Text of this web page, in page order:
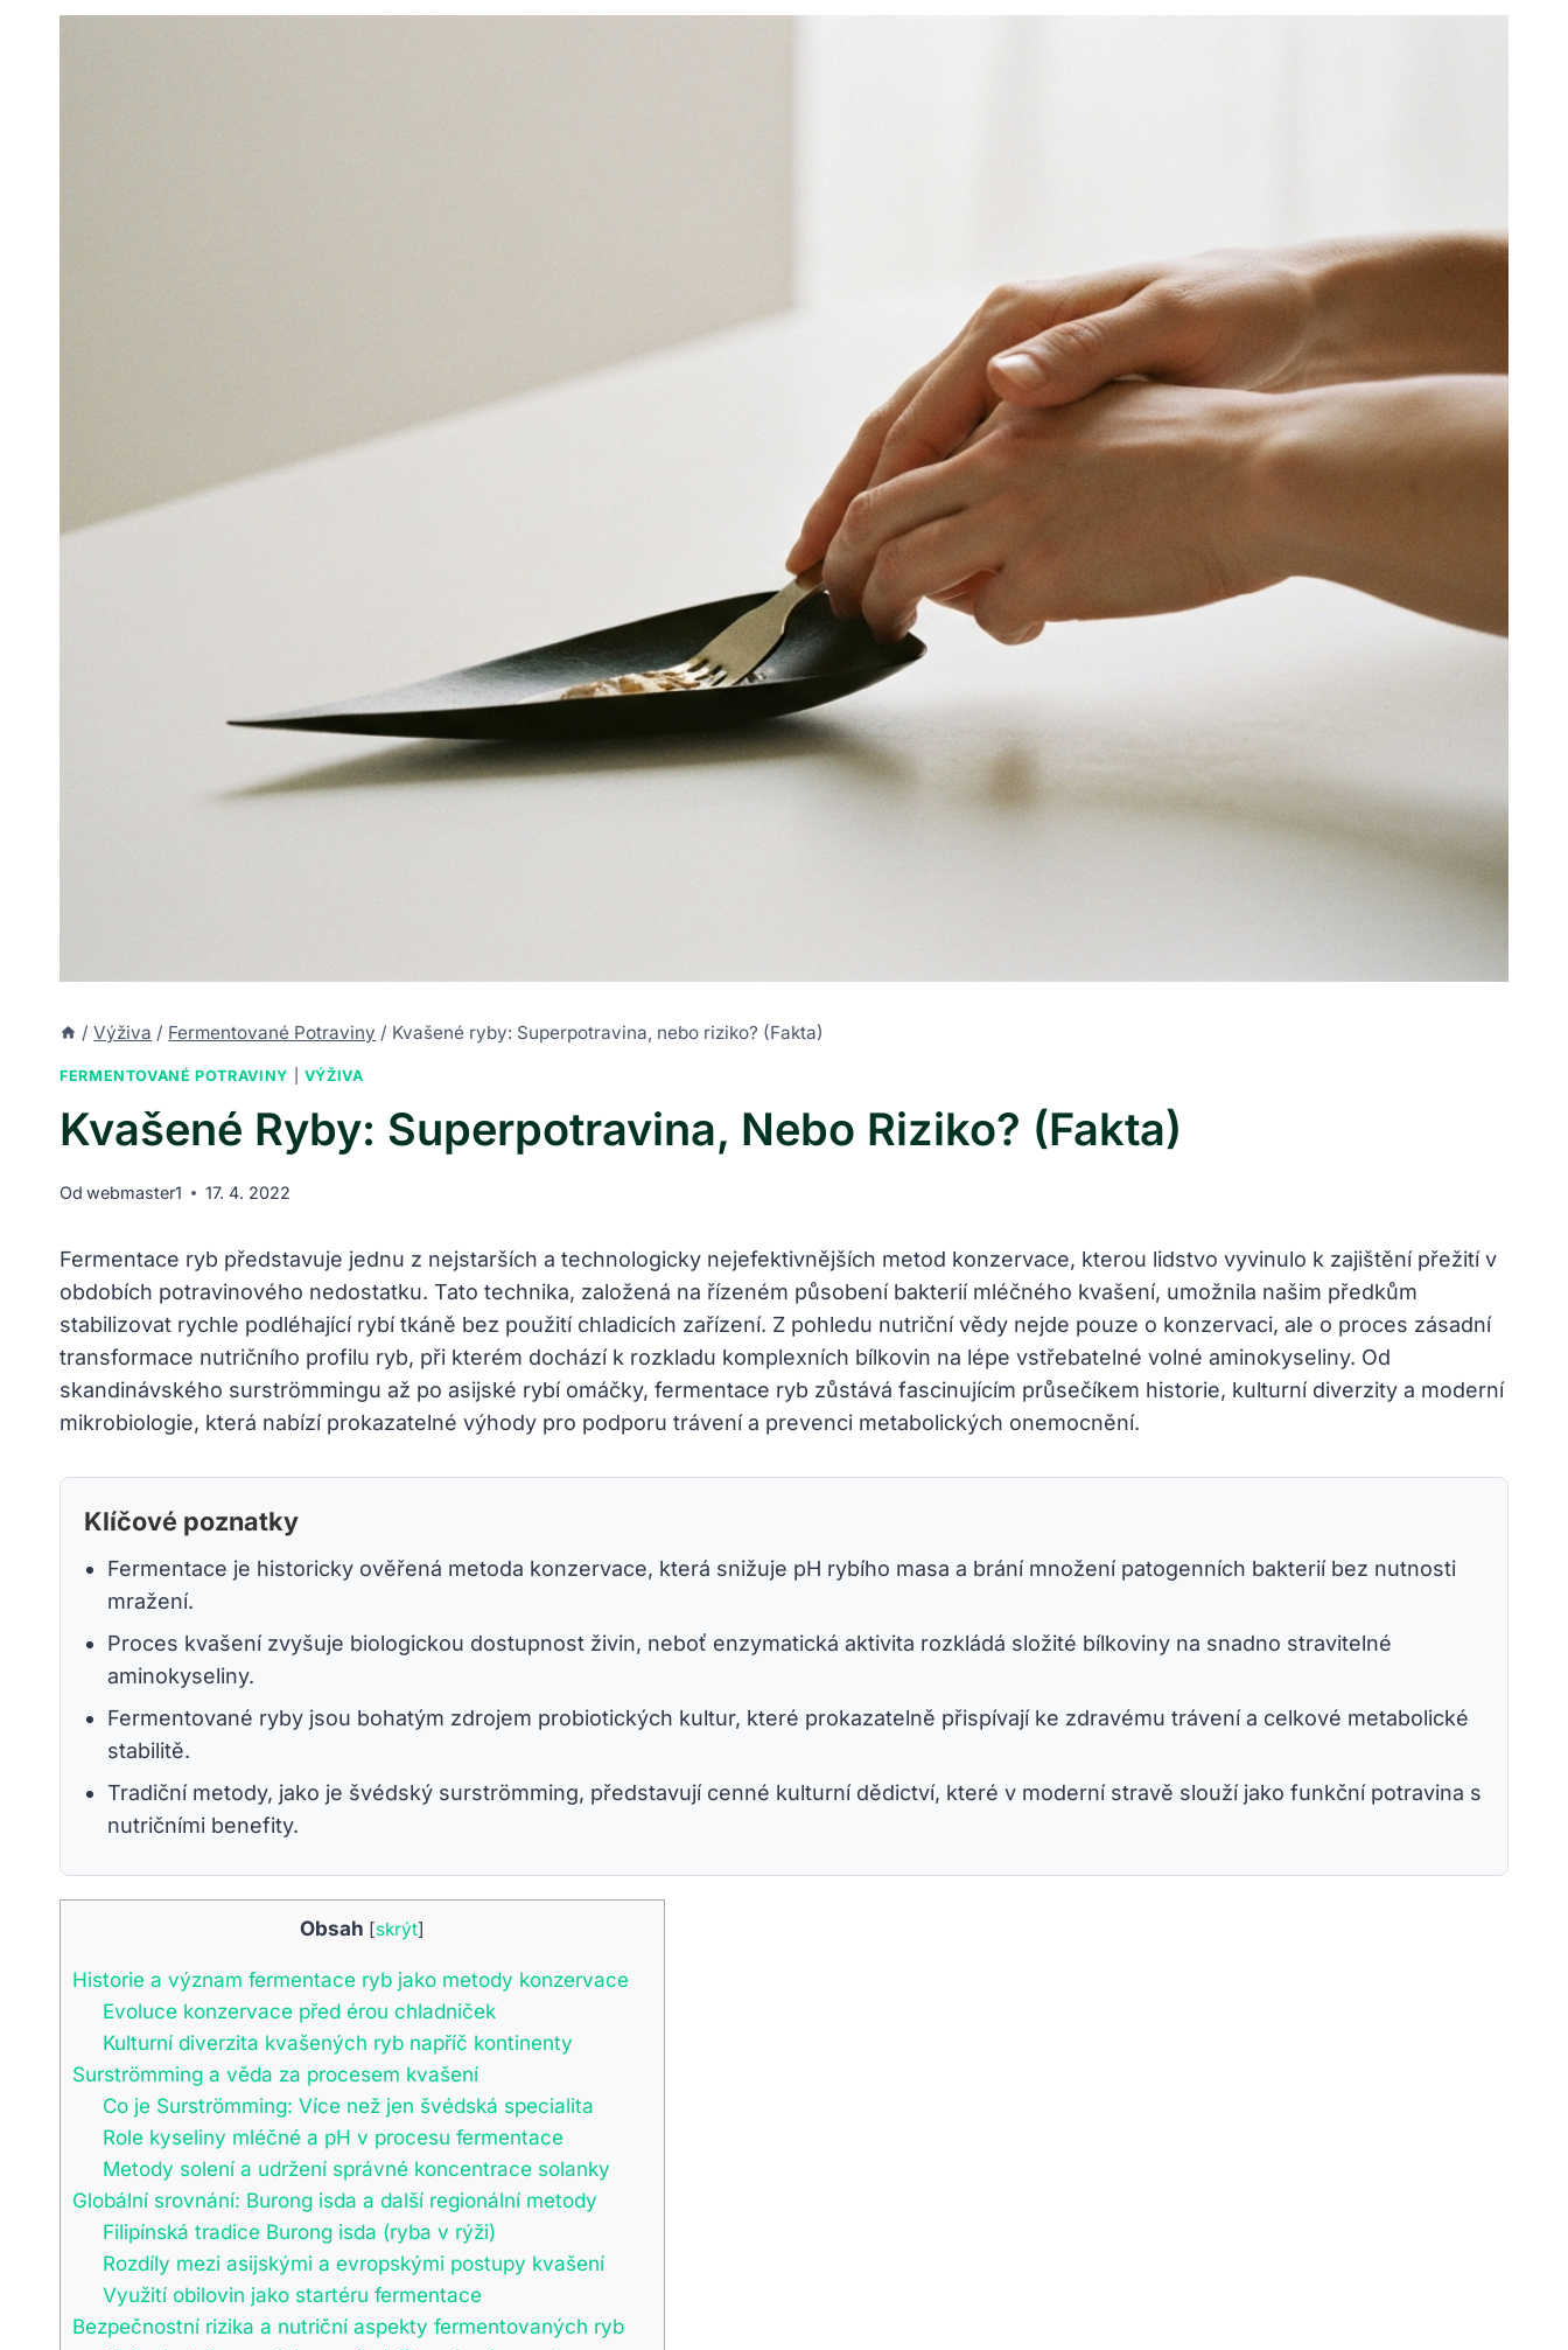
/ Výživa / Fermentované Potraviny / Kvašené ryby: Superpotravina, nebo riziko? (Fakta)
FERMENTOVANÉ POTRAVINY VÝŽIVA
Kvašené Ryby: Superpotravina, Nebo Riziko? (Fakta)
Od webmaster1 17. 4. 2022
Fermentace ryb představuje jednu z nejstarších a technologicky nejefektivnějších metod konzervace, kterou lidstvo vyvinulo k zajištění přežití v
obdobích potravinového nedostatku. Tato technika, založená na řízeném působení bakterií mléčného kvašení, umožnila našim předkům
stabilizovat rychle podléhající rybí tkáně bez použití chladicích zařízení. Z pohledu nutriční vědy nejde pouze o konzervaci, ale o proces zásadní
transformace nutričního profilu ryb, při kterém dochází k rozkladu komplexních bílkovin na lépe vstřebatelné volné aminokyseliny. Od
skandinávského surströmmingu až po asijské rybí omáčky, fermentace ryb zůstává fascinujícím průsečíkem historie, kulturní diverzity a moderní
mikrobiologie, která nabízí prokazatelné výhody pro podporu trávení a prevenci metabolických onemocnění.
Klíčové poznatky
Fermentace je historicky ověřená metoda konzervace, která snižuje pH rybího masa a brání množení patogenních bakterií bez nutnosti
mražení.
Proces kvašení zvyšuje biologickou dostupnost živin, neboť enzymatická aktivita rozkládá složité bílkoviny na snadno stravitelné
aminokyseliny.
Fermentované ryby jsou bohatým zdrojem probiotických kultur, které prokazatelně přispívají ke zdravému trávení a celkové metabolické
stabilitě.
Tradiční metody, jako je švédský surströmming, představují cenné kulturní dědictví, které v moderní stravě slouží jako funkční potravina s
nutričními benefity.
Obsah [skrýt]
Historie a význam fermentace ryb jako metody konzervace
Evoluce konzervace před érou chladniček
Kulturní diverzita kvašených ryb napříč kontinenty
Surströmming a věda za procesem kvašení
Co je Surströmming: Více než jen švédská specialita
Role kyseliny mléčné a pH v procesu fermentace
Metody solení a udržení správné koncentrace solanky
Globální srovnání: Burong isda a další regionální metody
Filipínská tradice Burong isda (ryba v rýži)
Rozdíly mezi asijskými a evropskými postupy kvašení
Využití obilovin jako startéru fermentace
Bezpečnostní rizika a nutriční aspekty fermentovaných ryb